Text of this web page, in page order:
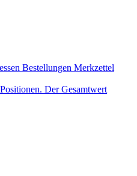
Bestellungen Merkzettel
Der Gesamtwert